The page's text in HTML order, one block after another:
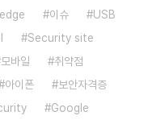
이슈
USB
Security site
모바일
취약점
아이폰
보안자격증
Google